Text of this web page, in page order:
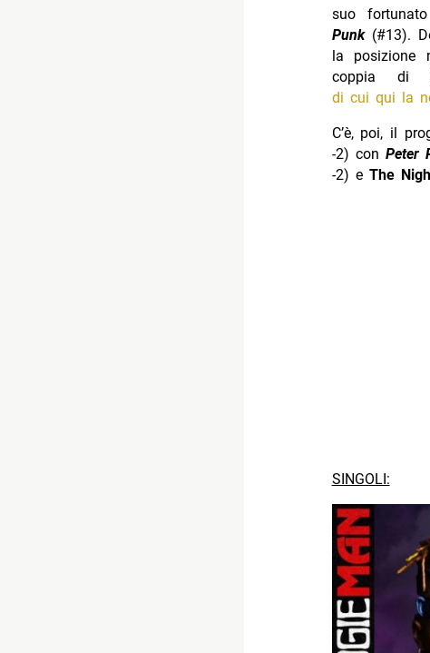
suo
Punk (#13).
la posizione
coppia di
di cui qui la
C’è, poi, il
-2) con Peter
-2) e The
SINGOLI: